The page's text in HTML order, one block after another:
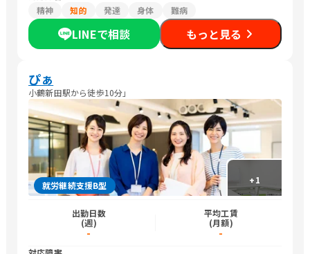
精神
知的 発達 身体 難病
LINEで相談 もっと見る
ぴぁ
小鶴新田駅から徒歩10分」
+1
就労継続支援B型
出勤日数
(週)
-
平均工賃
(月額)
-